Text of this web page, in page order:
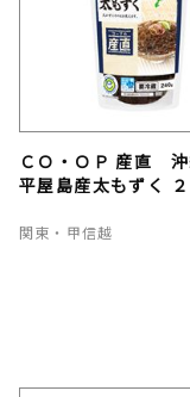
ＣＯ・ＯＰ 産直
平屋島産太もずく
関東・甲信越